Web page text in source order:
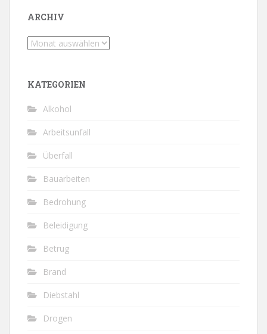
ARCHIV
Archiv
KATEGORIEN
Alkohol
Arbeitsunfall
Überfall
Bauarbeiten
Bedrohung
Beleidigung
Betrug
Brand
Diebstahl
Drogen